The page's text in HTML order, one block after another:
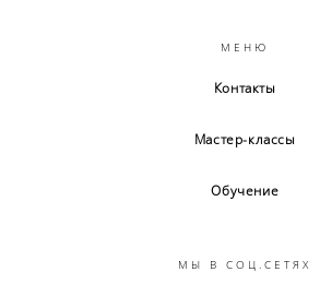
МЕНЮ
Контакты
Мастер-классы
Обучение
МЫ В СОЦ.СЕТЯХ